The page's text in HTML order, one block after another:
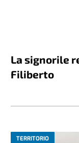
La signorile
Filiberto
TERRITORIO